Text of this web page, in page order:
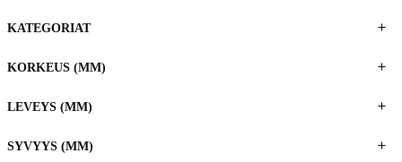
KATEGORIAT
KORKEUS (MM)
LEVEYS (MM)
SYVYYS (MM)